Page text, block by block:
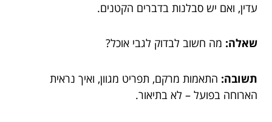
עדין, ואם יש סבלנות בדברים הקטנים.
שאלה: מה חשוב לבדוק לגבי אוכל?
תשובה: התאמות מרקם, תפריט מגוון, ואיך נראית
הארוחה בפועל – לא בתיאור.